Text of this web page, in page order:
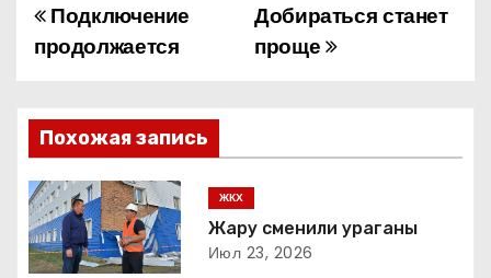
Н
а
в
и
г
а
Добираться станет
проще
Подключение
продолжается
Похожая запись
ЖКХ
Жару сменили ураганы
Июл 23, 2026